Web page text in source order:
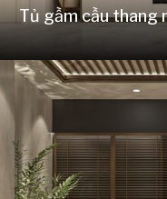
Tủ gầm cầu thang